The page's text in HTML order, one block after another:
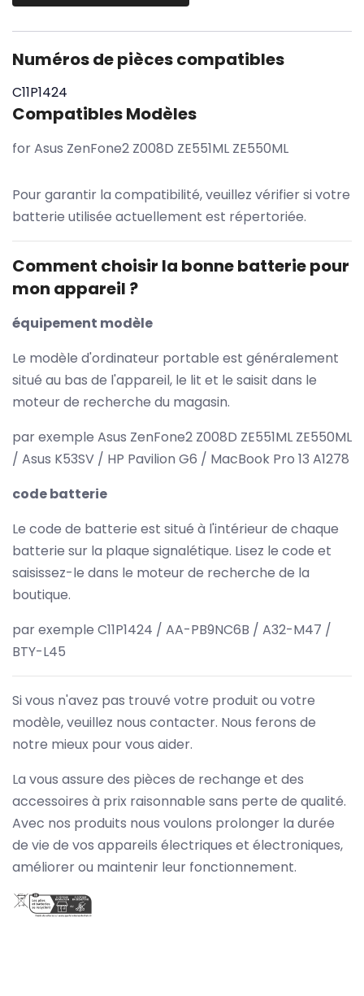
Numéros de pièces compatibles
C11P1424
Compatibles Modèles
for Asus ZenFone2 Z008D ZE551ML ZE550ML
Pour garantir la compatibilité, veuillez vérifier si votre
batterie utilisée actuellement est répertoriée.
Comment choisir la bonne batterie pour
mon appareil ?
équipement modèle
Le modèle d'ordinateur portable est généralement
situé au bas de l'appareil, le lit et le saisit dans le
moteur de recherche du magasin.
par exemple Asus ZenFone2 Z008D ZE551ML ZE550ML
/ Asus K53SV / HP Pavilion G6 / MacBook Pro 13 A1278
code batterie
Le code de batterie est situé à l'intérieur de chaque
batterie sur la plaque signalétique. Lisez le code et
saisissez-le dans le moteur de recherche de la
boutique.
par exemple C11P1424 / AA-PB9NC6B / A32-M47 /
BTY-L45
Si vous n'avez pas trouvé votre produit ou votre
modèle, veuillez nous contacter. Nous ferons de
notre mieux pour vous aider.
La vous assure des pièces de rechange et des
accessoires à prix raisonnable sans perte de qualité.
Avec nos produits nous voulons prolonger la durée
de vie de vos appareils électriques et électroniques,
améliorer ou maintenir leur fonctionnement.